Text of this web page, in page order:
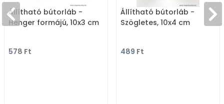
Állítható bútorláb -
Henger formájú, 10x3 cm
578 Ft
Állítható bútorláb -
Szögletes, 10x4 cm
489 Ft